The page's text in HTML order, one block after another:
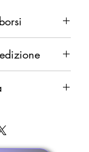
della merce.
caso di difetti.
solo costo della
di
30 giorni